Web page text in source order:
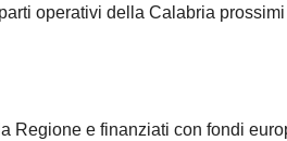
operativi della Calabria
Regione e finanziati con fondi